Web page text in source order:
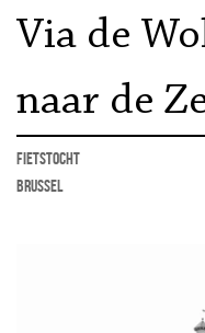
Via de
naar de
fietstocht
Brussel